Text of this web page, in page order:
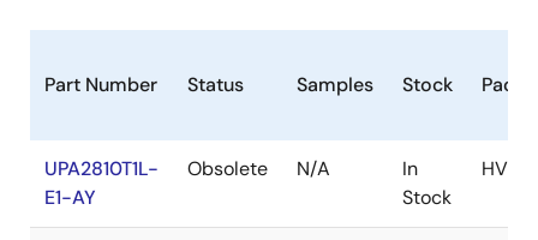
Part Number Status Samples Stock
UPA2810T1L-
E1-AY
Obsolete N/A
In
Stock